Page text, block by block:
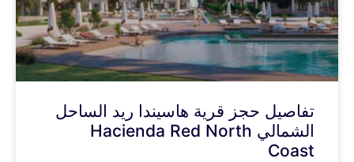
تفاصيل حجز قرية هاسيندا ريد الساحل
الشمالي Hacienda Red North
Coast